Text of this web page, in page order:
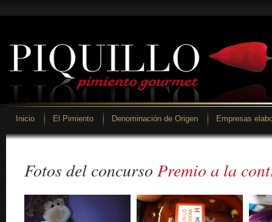
Inicio El Pimiento Denominación de Origen Empresas
Fotos del concursoPremio a la